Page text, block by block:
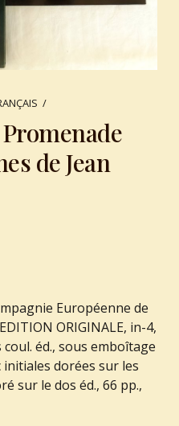
/
de Jean
Européenne de
ORIGINALE, in-4,
éd., sous emboîtage
dorées sur les
sur le dos éd., 66 pp.,